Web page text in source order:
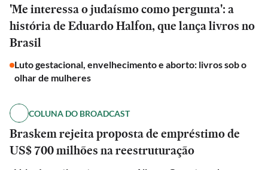
'Me interessa o judaísmo como pergunta': a
história de Eduardo Halfon, que lança livros no
Brasil
Luto gestacional, envelhecimento e aborto: livros sob o
olhar de mulheres
COLUNA DO BROADCAST
Braskem rejeita proposta de empréstimo de
US$ 700 milhões na reestruturação